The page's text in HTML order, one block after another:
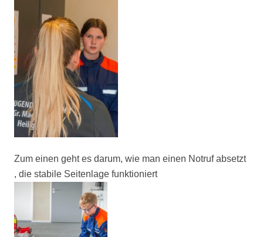
Zum einen geht es darum, wie man einen Notruf absetzt
, die stabile Seitenlage funktioniert